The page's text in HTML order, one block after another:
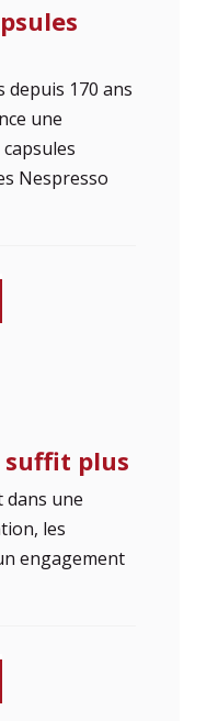
170 ans
une
Nespresso
suffit plus
dans une
les
engagement